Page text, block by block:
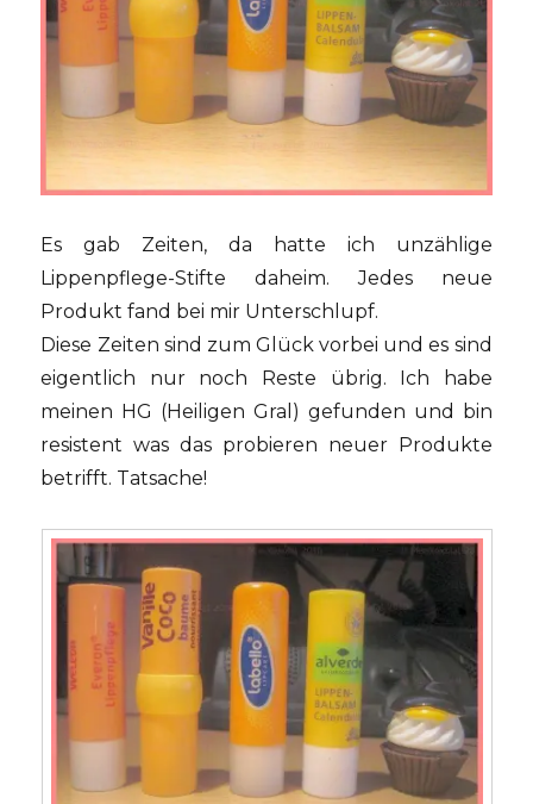
Es gab Zeiten, da hatte ich unzählige
Lippenpflege-Stifte daheim. Jedes neue
Produkt fand bei mir Unterschlupf.
Diese Zeiten sind zum Glück vorbei und es sind
eigentlich nur noch Reste übrig. Ich habe
meinen HG (Heiligen Gral) gefunden und bin
resistent was das probieren neuer Produkte
betrifft. Tatsache!